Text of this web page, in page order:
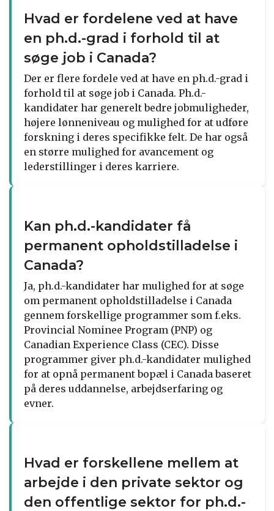
Hvad er fordelene ved at have
en ph.d.-grad i forhold til at
søge job i Canada?
Der er flere fordele ved at have en ph.d.-grad i
forhold til at søge job i Canada. Ph.d.-
kandidater har generelt bedre jobmuligheder,
højere lønneniveau og mulighed for at udføre
forskning i deres specifikke felt. De har også
en større mulighed for avancement og
lederstillinger i deres karriere.
Kan ph.d.-kandidater få
permanent opholdstilladelse i
Canada?
Ja, ph.d.-kandidater har mulighed for at søge
om permanent opholdstilladelse i Canada
gennem forskellige programmer som f.eks.
Provincial Nominee Program (PNP) og
Canadian Experience Class (CEC). Disse
programmer giver ph.d.-kandidater mulighed
for at opnå permanent bopæl i Canada baseret
på deres uddannelse, arbejdserfaring og
evner.
Hvad er forskellene mellem at
arbejde i den private sektor og
den offentlige sektor for ph.d.-